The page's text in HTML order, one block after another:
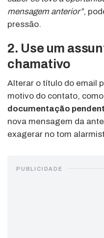
mensagem anterior”,
pressão.
2. Use um
chamativo
Alterar o título do email
motivo do contato, como
documentação
nova mensagem da
exagerar no tom
PUBLICIDADE